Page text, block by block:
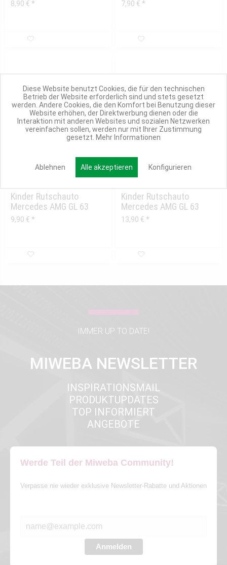
8,90 € * 7,90 € *
1 Variante
Kinder Rutschauto
Mercedes AMG GL 63
Ladebuchse
9,90 € *
Kinder Rutschauto
Mercedes AMG GL 63
Schiebestange
13,90 € *
IMMER UP TO DATE!
MIWEBA NEWSLETTER
INSPIRATIONSMAIL
PRODUKTUPDATES
TOP INFORMIERT
ANGEBOTE
Werde Teil der Miweba Community!
Verpasse nie wieder exklusive Newsletter-Rabatte und Aktionen
Anmelden
Diese Website benutzt Cookies, die für den technischen
Betrieb der Website erforderlich sind und stets gesetzt
werden. Andere Cookies, die den Komfort bei Benutzung dieser
Website erhöhen, der Direktwerbung dienen oder die
Interaktion mit anderen Websites und sozialen Netzwerken
vereinfachen sollen, werden nur mit Ihrer Zustimmung
gesetzt. Mehr Informationen
Ablehnen Alle akzeptieren Konfigurieren